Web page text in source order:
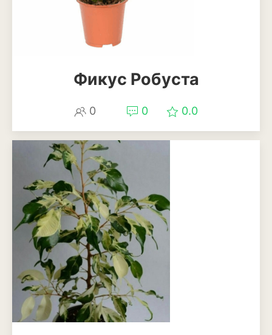
Ель
Жимолость
Кипарисовик
Клен
Лиственница
Можжевельник
Пихта
Фикус Робуста
0 0 0.0